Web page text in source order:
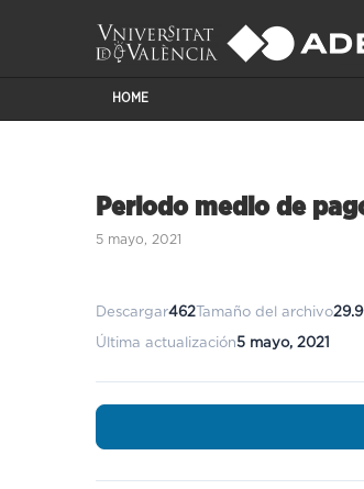
HOME
Periodo medio de
5 mayo, 2021
Descargar462 Tamaño del archivo
Última actualización5 mayo, 2021